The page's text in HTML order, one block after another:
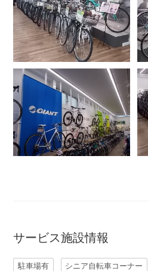
自転車修理工賃
サイクルメイト
サイクルポーター
ネットで注文、お店で取付け
ネット店と店舗の違いをご紹介
サービス施設情報
駐車場有 シニア自転車コーナー